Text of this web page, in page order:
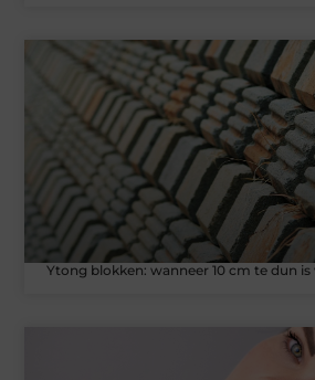
Ytong blokken: wanneer 10 cm te dun